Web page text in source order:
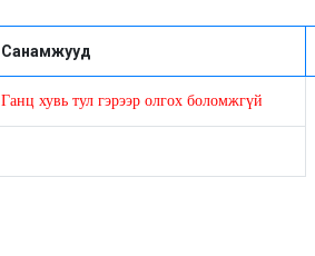
Санамжууд
Ганц хувь тул гэрээр олгох боломжгүй